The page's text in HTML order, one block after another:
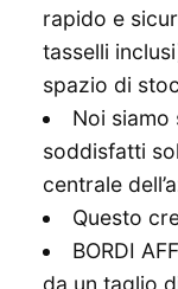
rapido e
tasselli
spazio di
Noi siamo
soddisfatti
centrale
Questo
BORDI
da un taglio